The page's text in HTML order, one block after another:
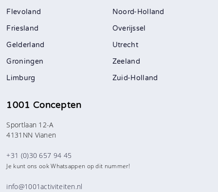
Flevoland
Friesland
Gelderland
Groningen
Limburg
Noord-Holland
Overijssel
Utrecht
Zeeland
Zuid-Holland
1001 Concepten
Sportlaan 12-A
4131NN Vianen
+31 (0)30 657 94 45
Je kunt ons ook Whatsappen op dit nummer!
info@1001activiteiten.nl